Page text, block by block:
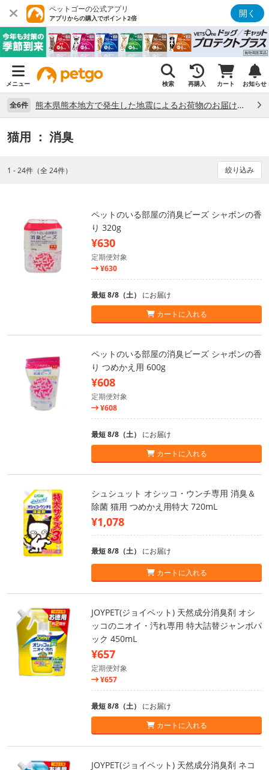
ペットゴーの公式アプリ
アプリからの購入でポイント2倍 開く
メニュー 検索 再購入 カート お知らせ
全6件 熊本県熊本地方で発生した地震によるお荷物のお届け状況について （7/28）
猫用 ： 消臭
1 - 24件（全 24件） 絞り込み
ペットのいる部屋の消臭ビーズ シャボンの香
り 320g
¥630
定期便対象
¥630
最短 8/8（土） にお届け
カートに入れる
ペットのいる部屋の消臭ビーズ シャボンの香
り つめかえ用 600g
¥608
定期便対象
¥608
最短 8/8（土） にお届け
カートに入れる
シュシュット オシッコ・ウンチ専用 消臭＆
除菌 猫用 つめかえ用特大 720mL
¥1,078
最短 8/8（土） にお届け
カートに入れる
JOYPET(ジョイペット) 天然成分消臭剤 オシ
ッコのニオイ・汚れ専用 特大詰替ジャンボパ
ック 450mL
¥657
定期便対象
¥657
最短 8/8（土） にお届け
カートに入れる
JOYPET(ジョイペット) 天然成分消臭剤 ネコ